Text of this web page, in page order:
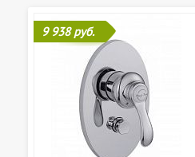
9 938 руб.